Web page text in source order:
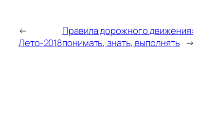
←
Лето-2018
Правила дорожного движения:
понимать, знать, выполнять →